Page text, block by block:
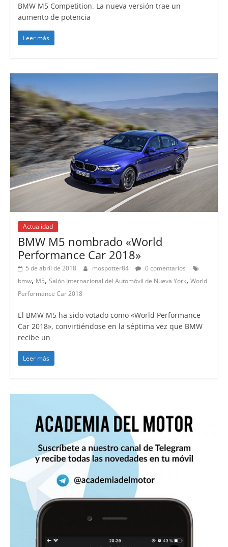
BMW M5 Competition. La nueva versión trae un
aumento de potencia
Leer más
Actualidad
BMW M5 nombrado «World
Performance Car 2018»
5 de abril de 2018 mospotter84
0 comentarios
bmw, M5, Salón Internacional del Automóvil de Nueva York, World
Performance Car 2018
El BMW M5 ha sido votado como «World Performance
Car 2018», convirtiéndose en la séptima vez que BMW
recibe un
Leer más